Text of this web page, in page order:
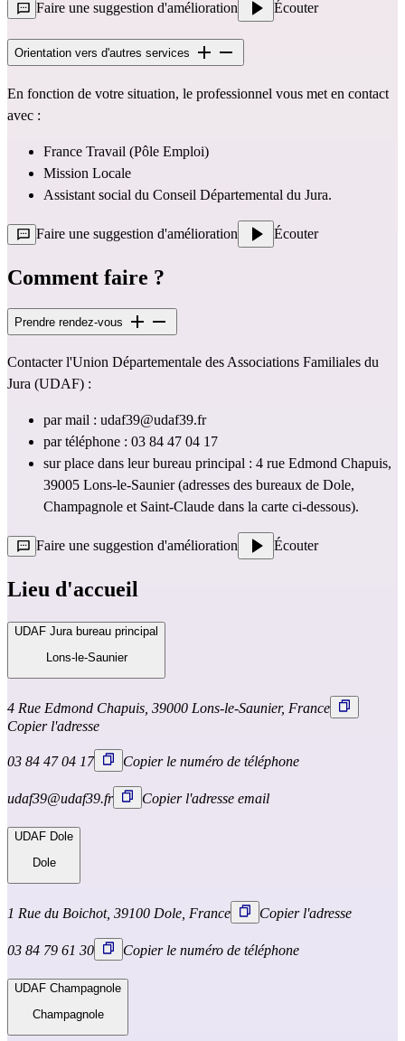
Faire une suggestion d'amélioration Écouter
Orientation vers d'autres services
En fonction de votre situation, le professionnel vous met en contact
avec :
France Travail (Pôle Emploi)
Mission Locale
Assistant social du Conseil Départemental du Jura.
Faire une suggestion d'amélioration Écouter
Comment faire ?
Prendre rendez-vous
Contacter l'Union Départementale des Associations Familiales du
Jura (UDAF) :
par mail : udaf39@udaf39.fr
par téléphone : 03 84 47 04 17
sur place dans leur bureau principal : 4 rue Edmond Chapuis,
39005 Lons-le-Saunier (adresses des bureaux de Dole,
Champagnole et Saint-Claude dans la carte ci-dessous).
Faire une suggestion d'amélioration Écouter
Lieu d'accueil
UDAF Jura bureau principal
Lons-le-Saunier
4 Rue Edmond Chapuis, 39000 Lons-le-Saunier, France
Copier l'adresse
03 84 47 04 17 Copier le numéro de téléphone
udaf39@udaf39.fr Copier l'adresse email
UDAF Dole
Dole
1 Rue du Boichot, 39100 Dole, France Copier l'adresse
03 84 79 61 30 Copier le numéro de téléphone
UDAF Champagnole
Champagnole